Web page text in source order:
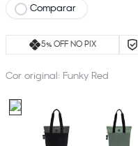
Comparar
5% OFF NO PIX
Cor original: Funky Red